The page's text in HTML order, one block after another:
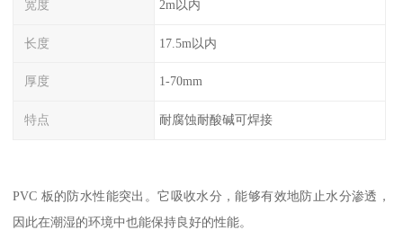
宽度 2m以内
长度 17.5m以内
厚度 1-70mm
特点 耐腐蚀耐酸碱可焊接
PVC 板的防水性能突出。它吸收水分，能够有效地防止水分渗透，
因此在潮湿的环境中也能保持良好的性能。